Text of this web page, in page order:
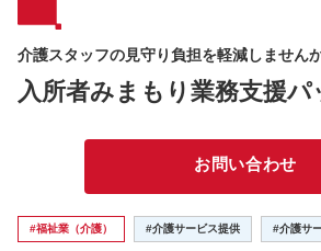
お役立ち資料
補助金
介護スタッフの見守り負担を軽減しません
入所者みまもり業務支援パ
お問い合わせ
#福祉業（介護） #介護サービス提供 #介護サ